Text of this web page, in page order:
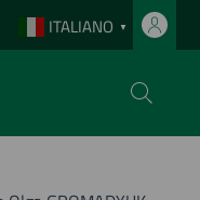
ITALIANO ▼